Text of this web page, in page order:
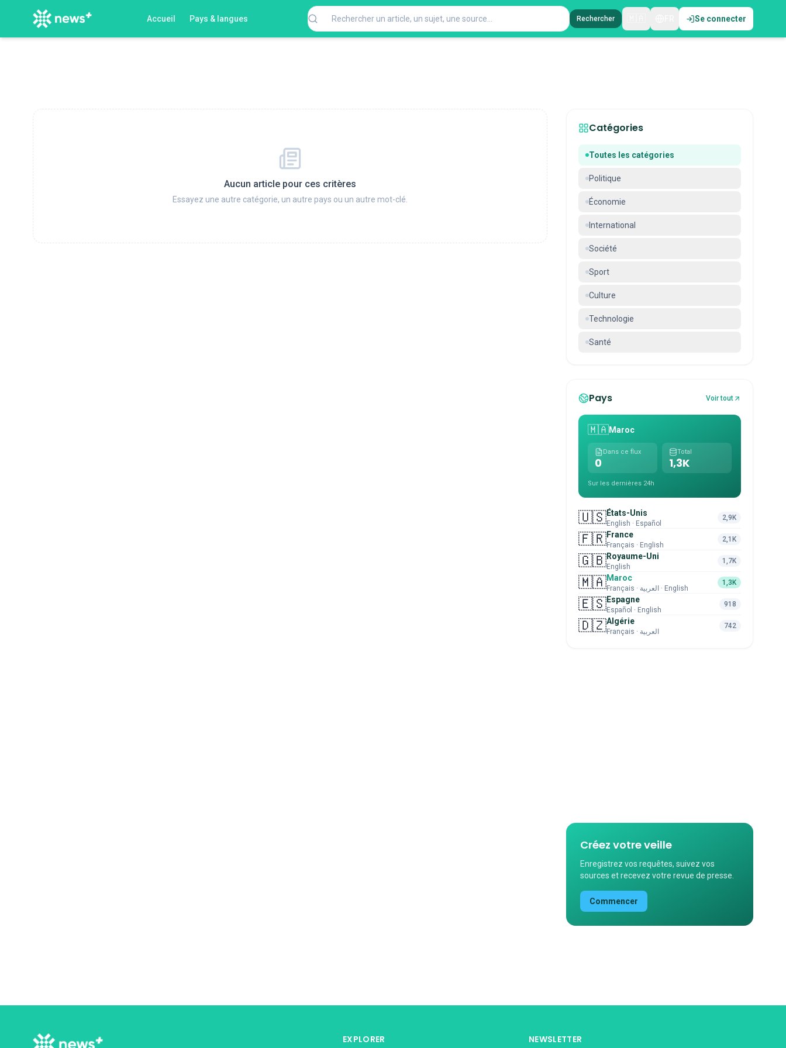
Accueil Pays & langues Rechercher Se connecter
Aucun article pour ces critères
Essayez une autre catégorie, un autre pays ou un autre mot-clé.
Catégories
Toutes les catégories
Politique
Économie
International
Société
Sport
Culture
Technologie
Santé
Pays Voir tout
🇲🇦Maroc
Dans ce flux
0
Total
1,3K
Sur les dernières 24h
🇺🇸États-Unis
English · Español
2,9K
🇫🇷France
Français · English
2,1K
🇬🇧Royaume-Uni
English
1,7K
🇲🇦Maroc
Français · العربية · English
1,3K
🇪🇸Espagne
Español · English
918
🇩🇿Algérie
Français · العربية
742
Créez votre veille
Enregistrez vos requêtes, suivez vos
sources et recevez votre revue de presse.
Commencer
EXPLORER NEWSLETTER